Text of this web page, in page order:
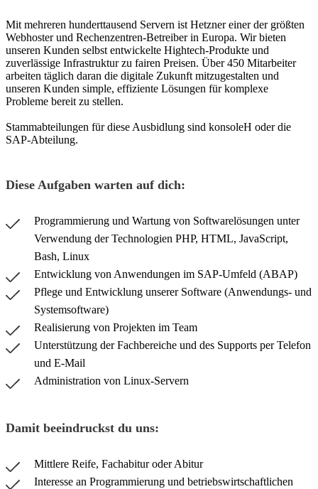
Mit mehreren hunderttausend Servern ist Hetzner einer der größten
Webhoster und Rechenzentren-Betreiber in Europa. Wir bieten
unseren Kunden selbst entwickelte Hightech-Produkte und
zuverlässige Infrastruktur zu fairen Preisen. Über 450 Mitarbeiter
arbeiten täglich daran die digitale Zukunft mitzugestalten und
unseren Kunden simple, effiziente Lösungen für komplexe
Probleme bereit zu stellen.
Stammabteilungen für diese Ausbidlung sind konsoleH oder die
SAP-Abteilung.
Diese Aufgaben warten auf dich:
Programmierung und Wartung von Softwarelösungen unter
Verwendung der Technologien PHP, HTML, JavaScript,
Bash, Linux
Entwicklung von Anwendungen im SAP-Umfeld (ABAP)
Pflege und Entwicklung unserer Software (Anwendungs- und
Systemsoftware)
Realisierung von Projekten im Team
Unterstützung der Fachbereiche und des Supports per Telefon
und E-Mail
Administration von Linux-Servern
Damit beeindruckst du uns:
Mittlere Reife, Fachabitur oder Abitur
Interesse an Programmierung und betriebswirtschaftlichen